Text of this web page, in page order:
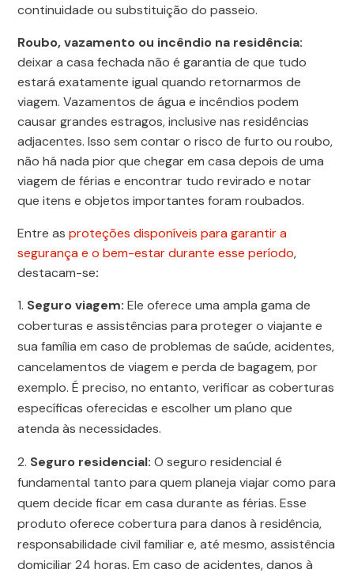
continuidade ou substituição do passeio.
Roubo, vazamento ou incêndio na residência:
deixar a casa fechada não é garantia de que tudo
estará exatamente igual quando retornarmos de
viagem. Vazamentos de água e incêndios podem
causar grandes estragos, inclusive nas residências
adjacentes. Isso sem contar o risco de furto ou roubo,
não há nada pior que chegar em casa depois de uma
viagem de férias e encontrar tudo revirado e notar
que itens e objetos importantes foram roubados.
Entre asproteções disponíveis para garantir a
segurança e o bem-estar durante esse período,
destacam-se:
Seguro viagem:Ele oferece uma ampla gama de
coberturas e assistências para proteger o viajante e
sua família em caso de problemas de saúde, acidentes,
cancelamentos de viagem e perda de bagagem, por
exemplo. É preciso, no entanto, verificar as coberturas
específicas oferecidas e escolher um plano que
atenda às necessidades.
Seguro residencial:O seguro residencial é
fundamental tanto para quem planeja viajar como para
quem decide ficar em casa durante as férias. Esse
produto oferece cobertura para danos à residência,
responsabilidade civil familiar e, até mesmo, assistência
domiciliar 24 horas. Em caso de acidentes, danos à